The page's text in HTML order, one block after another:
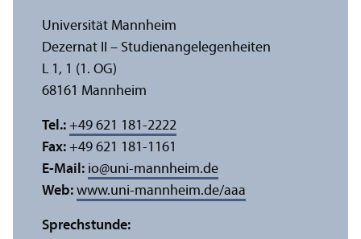
Universität Mannheim
Dezernat II – Studien­angelegenheiten
L 1, 1 (1. OG)
68161 Mannheim
Tel.: +49 621 181-2222
Fax: +49 621 181-1161
E-Mail: io@uni-mannheim.de
Web: www.uni-mannheim.de/aaa
Sprechstunde: